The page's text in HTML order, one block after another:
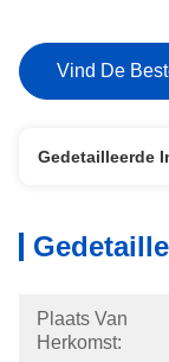
Vind De
Gedetailleerde
Plaats Van
Herkomst: